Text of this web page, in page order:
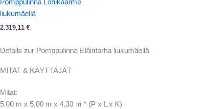
Pomppulinna Lohikäärme
liukumäellä
2.319,11 €
Details zur Pomppulinna Eläintarha liukumäellä
MITAT & KÄYTTÄJÄT
Mitat:
5,00 m x 5,00 m x 4,30 m * (P x L x K)